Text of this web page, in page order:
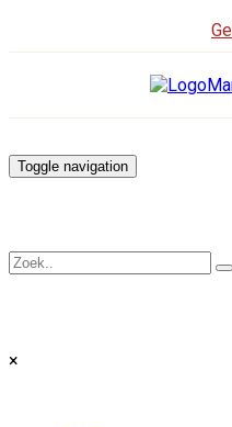
Toggle navigation
×